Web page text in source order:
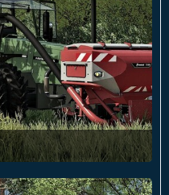
13:22